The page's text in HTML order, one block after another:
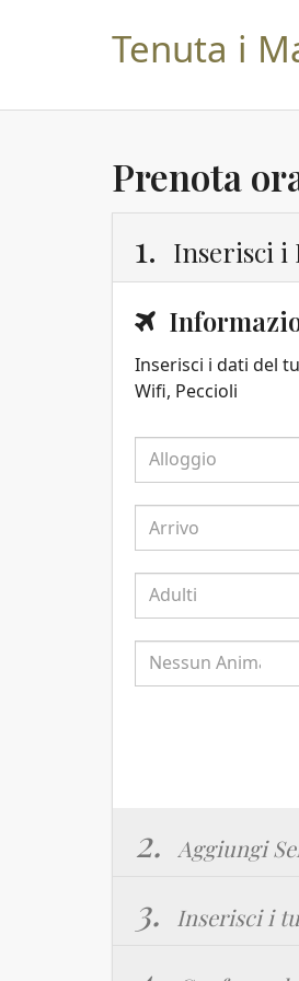
Tenuta i
Prenota
1. Inserisci i
Inserisci i dati del
Wifi, Peccioli
Alloggio
Alloggio
Arrivo
Adulti
Adulti
Animali
Nessun Animale
2. Aggiungi
3. Inserisci i